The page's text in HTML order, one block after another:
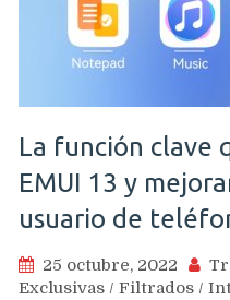
La función clave
EMUI 13 y
usuario de
25 octubre, 2022
Exclusivas / Filtrados /